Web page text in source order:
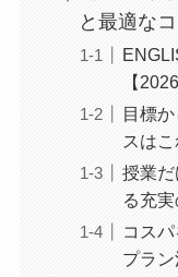
と最適な
【
目標
スは
授業
る充
コス
プラ